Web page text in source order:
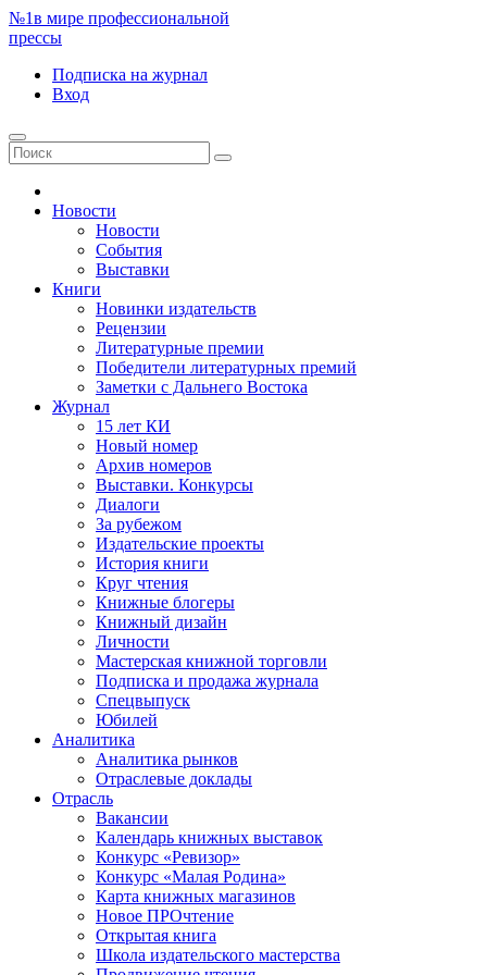
№1в мире профессиональной
прессы
Подписка на журнал
Вход
Новости
Новости
События
Выставки
Книги
Новинки издательств
Рецензии
Литературные премии
Победители литературных премий
Заметки с Дальнего Востока
Журнал
15 лет КИ
Новый номер
Архив номеров
Выставки. Конкурсы
Диалоги
За рубежом
Издательские проекты
История книги
Круг чтения
Книжные блогеры
Книжный дизайн
Личности
Мастерская книжной торговли
Подписка и продажа журнала
Спецвыпуск
Юбилей
Аналитика
Аналитика рынков
Отраслевые доклады
Отрасль
Вакансии
Календарь книжных выставок
Конкурс «Ревизор»
Конкурс «Малая Родина»
Карта книжных магазинов
Новое ПРОчтение
Открытая книга
Школа издательского мастерства